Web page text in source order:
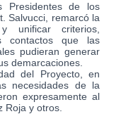
Presidentes de los
Salvucci, remarcó la
unificar criterios,
contactos que las
pudieran generar
demarcaciones.
del Proyecto, en
necesidades de la
expresamente al
Roja y otros.